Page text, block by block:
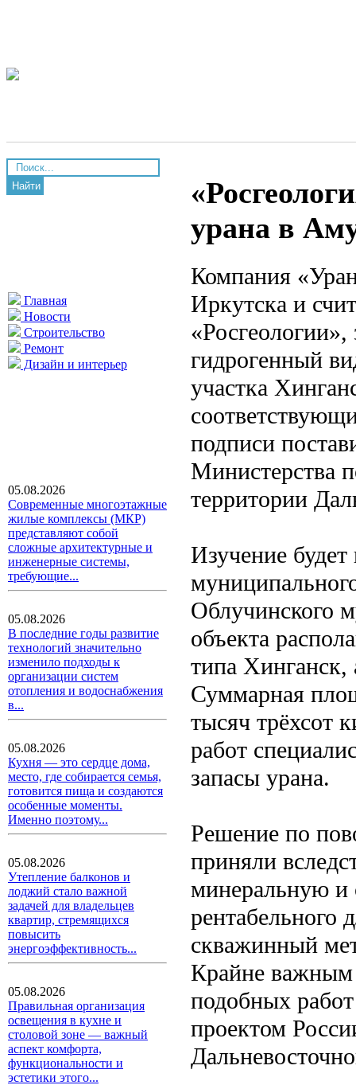
Найти
Главная
Новости
Строительство
Ремонт
Дизайн и интерьер
05.08.2026
Современные многоэтажные
жилые комплексы (МКР)
представляют собой
сложные архитектурные и
инженерные системы,
требующие...
05.08.2026
В последние годы развитие
технологий значительно
изменило подходы к
организации систем
отопления и водоснабжения
в...
05.08.2026
Кухня — это сердце дома,
место, где собирается семья,
готовится пища и создаются
особенные моменты.
Именно поэтому...
05.08.2026
Утепление балконов и
лоджий стало важной
задачей для владельцев
квартир, стремящихся
повысить
энергоэффективность...
05.08.2026
Правильная организация
освещения в кухне и
столовой зоне — важный
аспект комфорта,
функциональности и
эстетики этого...
урана в
Компания
Иркутска и
гидрогенный
участка
подписи
Министерства
территории
Изучение
Облучинского
объекта
типа Хинганск,
Суммарная
тысяч трёхсот
работ
запасы урана.
Решение по
приняли
минеральную и
рентабельного
скважинный
Крайне важным
подобных
проектом